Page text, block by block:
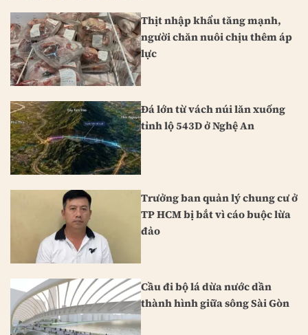
Thịt nhập khẩu tăng mạnh,
người chăn nuôi chịu thêm áp
lực
Đá lớn từ vách núi lăn xuống
tỉnh lộ 543D ở Nghệ An
Trưởng ban quản lý chung cư ở
TP HCM bị bắt vì cáo buộc lừa
đảo
Cầu đi bộ lá dừa nước dần
thành hình giữa sông Sài Gòn